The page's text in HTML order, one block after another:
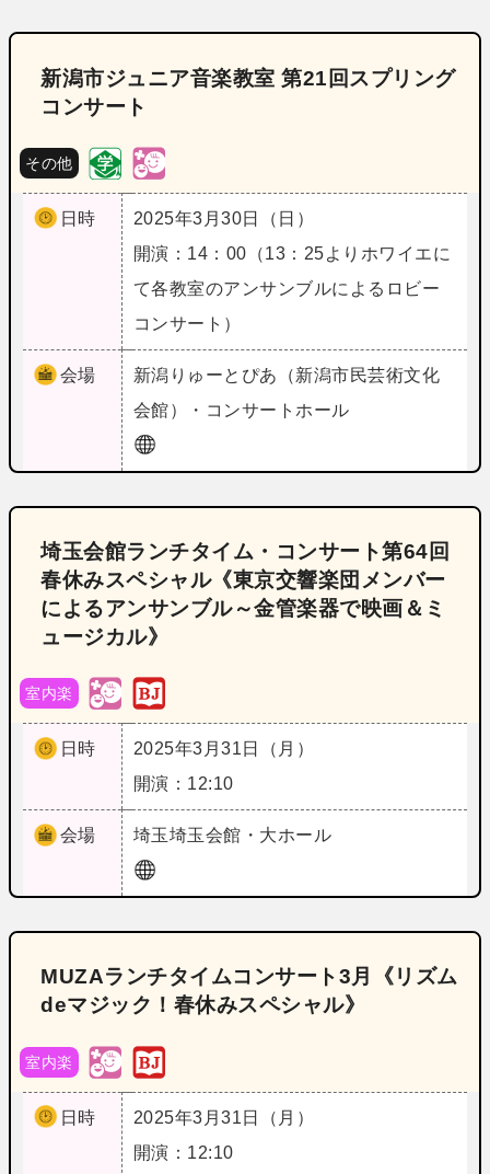
新潟市ジュニア音楽教室 第21回スプリング
コンサート
その他
日時
2025年3月30日（日）
開演：14：00（13：25よりホワイエに
て各教室のアンサンブルによるロビー
コンサート）
会場 新潟 りゅーとぴあ（新潟市民芸術文化
会館）・コンサートホール
埼玉会館ランチタイム・コンサート第64回
春休みスペシャル《東京交響楽団メンバー
によるアンサンブル～金管楽器で映画＆ミ
ュージカル》
室内楽
日時
2025年3月31日（月）
開演：12:10
会場 埼玉埼玉会館・大ホール
MUZAランチタイムコンサート3月《リズム
deマジック！春休みスペシャル》
室内楽
日時
2025年3月31日（月）
開演：12:10